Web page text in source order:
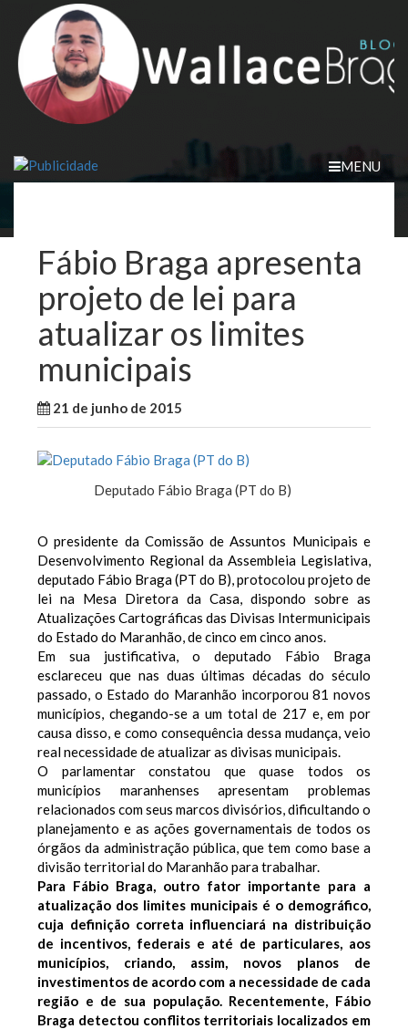
content
MENU
Fábio Braga apresenta
projeto de lei para
atualizar os limites
municipais
21 de junho de 2015
Deputado Fábio Braga (PT do B)
O presidente da Comissão de Assuntos Municipais e
Desenvolvimento Regional da Assembleia Legislativa,
deputado Fábio Braga (PT do B), protocolou projeto de
lei na Mesa Diretora da Casa, dispondo sobre as
Atualizações Cartográficas das Divisas Intermunicipais
do Estado do Maranhão, de cinco em cinco anos.
Em sua justificativa, o deputado Fábio Braga
esclareceu que nas duas últimas décadas do século
passado, o Estado do Maranhão incorporou 81 novos
municípios, chegando-se a um total de 217 e, em por
causa disso, e como consequência dessa mudança, veio
real necessidade de atualizar as divisas municipais.
O parlamentar constatou que quase todos os
municípios maranhenses apresentam problemas
relacionados com seus marcos divisórios, dificultando o
planejamento e as ações governamentais de todos os
órgãos da administração pública, que tem como base a
divisão territorial do Maranhão para trabalhar.
Para Fábio Braga, outro fator importante para a
atualização dos limites municipais é o demográfico,
cuja definição correta influenciará na distribuição
de incentivos, federais e até de particulares, aos
municípios, criando, assim, novos planos de
investimentos de acordo com a necessidade de cada
região e de sua população. Recentemente, Fábio
Braga detectou conflitos territoriais localizados em